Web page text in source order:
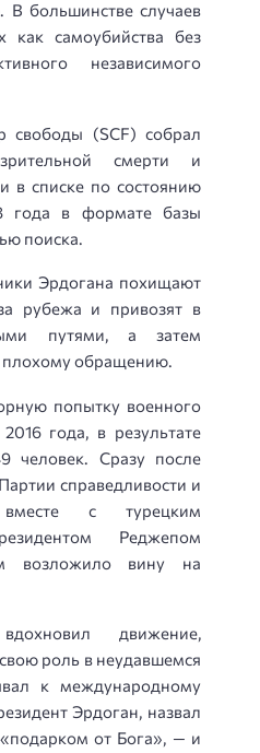
В большинстве случаев
как самоубийства без
независимого
свободы (SCF) собрал
смерти и
в списке по состоянию
года в формате базы
поиска.
Эрдогана похищают
рубежа и привозят в
путями, а затем
плохому обращению.
попытку военного
года, в результате
человек. Сразу после
справедливости и
с турецким
Реджепом
возложило вину на
движение,
роль в неудавшемся
к международному
Эрдоган, назвал
от Бога», — и